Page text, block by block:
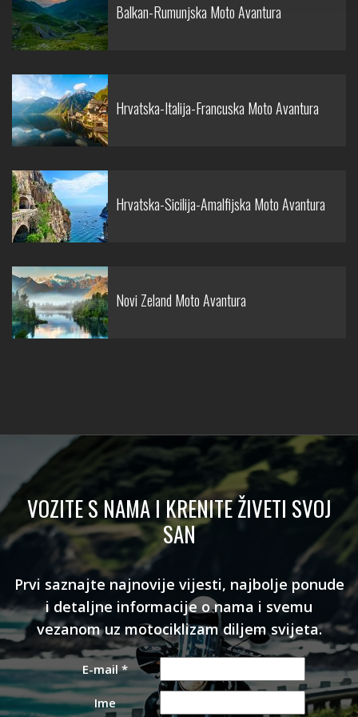
Balkan-Rumunjska Moto Avantura
Hrvatska-Italija-Francuska Moto Avantura
Hrvatska-Sicilija-Amalfijska Moto Avantura
Novi Zeland Moto Avantura
VOZITE S NAMA I KRENITE ŽIVETI SVOJ
SAN
Prvi saznajte najnovije vijesti, najbolje ponude
i detaljne informacije o nama i svemu
vezanom uz motociklizam diljem svijeta.
E-mail*
Ime